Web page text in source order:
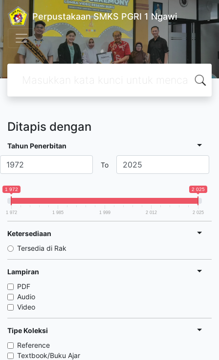
Perpustakaan SMKS PGRI 1 Ngawi
Ditapis dengan
Tahun Penerbitan
To
1 972 2 025
1 972 1 985 1 999 2 012 2 025
Ketersediaan
Tersedia di Rak
Lampiran
PDF
Audio
Video
Tipe Koleksi
Reference
Textbook/Buku Ajar